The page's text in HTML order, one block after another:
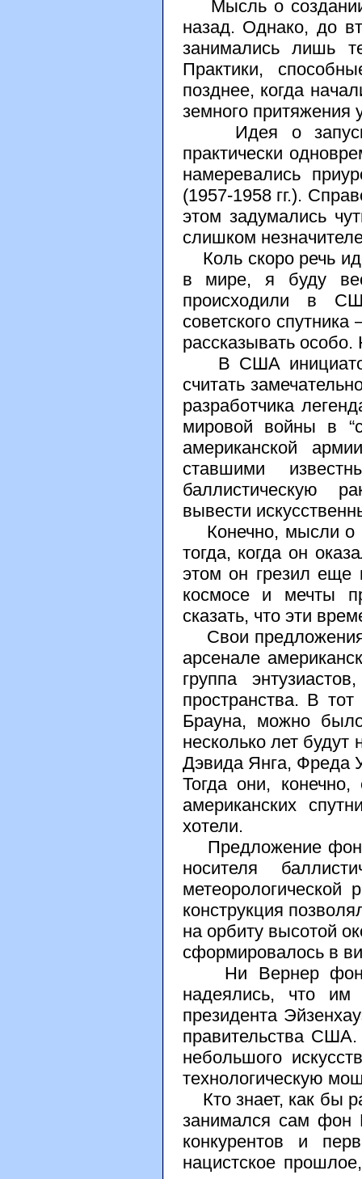
Мысль о создании
назад. Однако, до
занимались лишь
Практики,
позднее, когда
земного притяжения
Идея о запуске
практически
намеревались
(1957-1958 гг.).
этом задумались
слишком
Коль скоро речь
в мире, я буду
происходили в
советского
рассказывать особо.
В США
считать
разработчика
мировой войны в
американской
ставшими
баллистическую
вывести
Конечно, мысли о
тогда, когда он
этом он грезил
космосе и мечты
сказать, что эти
Свои предложения
арсенале
группа
пространства. В
Брауна, можно
несколько лет
Дэвида Янга, Фреда
Тогда они,
американских
хотели.
Предложение фон
носителя
метеорологической
конструкция
на орбиту высотой
сформировалось в
Ни Вернер фон
надеялись, что им
президента
правительства
небольшого
технологическую
Кто знает, как бы
занимался сам фон
конкурентов и
нацистское